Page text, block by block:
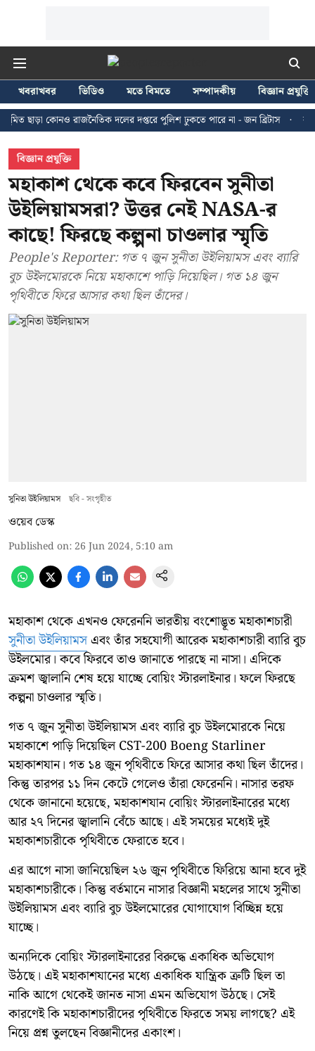
খবরাখবর ভিডিও মতে বিমতে সম্পাদকীয়
বিজ্ঞান প্রযুক্তি
কোনও রাজনৈতিক দলের দপ্তরে পুলিশ ঢুকতে পারে না - জন ব্রিটাস
কলকাতায় ২৪
বিজ্ঞান প্রযুক্তি
মহাকাশ থেকে কবে ফিরবেন সুনীতা
উইলিয়ামসরা? উত্তর নেই NASA-র
কাছে! ফিরছে কল্পনা চাওলার স্মৃতি
People's Reporter: গত ৭ জুন সুনীতা উইলিয়ামস এবং ব্যারি
বুচ উইলমোরকে নিয়ে মহাকাশে পাড়ি দিয়েছিল। গত ১৪ জুন
পৃথিবীতে ফিরে আসার কথা ছিল তাঁদের।
সুনিতা উইলিয়ামস ছবি - সংগৃহীত
ওয়েব ডেস্ক
Published on: 26 Jun 2024, 5:10 am
মহাকাশ থেকে এখনও ফেরেননি ভারতীয় বংশোদ্ভূত মহাকাশচারী
সুনীতা উইলিয়ামসএবং তাঁর সহযোগী আরেক মহাকাশচারী ব্যারি বুচ
উইলমোর। কবে ফিরবে তাও জানাতে পারছে না নাসা। এদিকে
ক্রমশ জ্বালানি শেষ হয়ে যাচ্ছে বোয়িং স্টারলাইনার। ফলে ফিরছে
কল্পনা চাওলার স্মৃতি।
গত ৭ জুন সুনীতা উইলিয়ামস এবং ব্যারি বুচ উইলমোরকে নিয়ে
মহাকাশে পাড়ি দিয়েছিল CST-200 Boeng Starliner
মহাকাশযান। গত ১৪ জুন পৃথিবীতে ফিরে আসার কথা ছিল তাঁদের।
কিন্তু তারপর ১১ দিন কেটে গেলেও তাঁরা ফেরেননি। নাসার তরফ
থেকে জানানো হয়েছে, মহাকাশযান বোয়িং স্টারলাইনারের মধ্যে
আর ২৭ দিনের জ্বালানি বেঁচে আছে। এই সময়ের মধ্যেই দুই
মহাকাশচারীকে পৃথিবীতে ফেরাতে হবে।
এর আগে নাসা জানিয়েছিল ২৬ জুন পৃথিবীতে ফিরিয়ে আনা হবে দুই
মহাকাশচারীকে। কিন্তু বর্তমানে নাসার বিজ্ঞানী মহলের সাথে সুনীতা
উইলিয়ামস এবং ব্যারি বুচ উইলমোরের যোগাযোগ বিচ্ছিন্ন হয়ে
যাচ্ছে।
অন্যদিকে বোয়িং স্টারলাইনারের বিরুদ্ধে একাধিক অভিযোগ
উঠছে। এই মহাকাশযানের মধ্যে একাধিক যান্ত্রিক ত্রুটি ছিল তা
নাকি আগে থেকেই জানত নাসা এমন অভিযোগ উঠছে। সেই
কারণেই কি মহাকাশচারীদের পৃথিবীতে ফিরতে সময় লাগছে? এই
নিয়ে প্রশ্ন তুলছেন বিজ্ঞানীদের একাংশ।